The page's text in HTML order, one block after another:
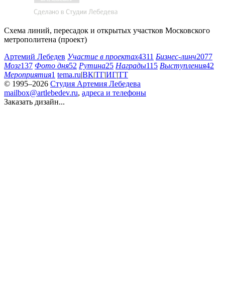
Схема линий, пересадок и открытых участков Московского
метрополитена (проект)
Артемий Лебедев Участие в проектах4311 Бизнес-линч2077
Мозг137 Фото дня52 Рутина25 Награды115 Выступления42
Мероприятия1 tema.ru|ВК|ТГ|ИГ|ТТ
© 1995–2026 Студия Артемия Лебедева
mailbox@artlebedev.ru, адреса и телефоны
Заказать дизайн...